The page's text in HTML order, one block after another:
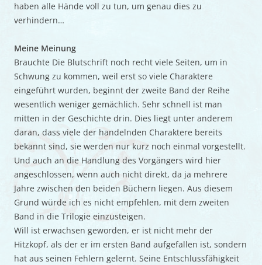
haben alle Hände voll zu tun, um genau dies zu
verhindern…
Meine Meinung
Brauchte Die Blutschrift noch recht viele Seiten, um in
Schwung zu kommen, weil erst so viele Charaktere
eingeführt wurden, beginnt der zweite Band der Reihe
wesentlich weniger gemächlich. Sehr schnell ist man
mitten in der Geschichte drin. Dies liegt unter anderem
daran, dass viele der handelnden Charaktere bereits
bekannt sind, sie werden nur kurz noch einmal vorgestellt.
Und auch an die Handlung des Vorgängers wird hier
angeschlossen, wenn auch nicht direkt, da ja mehrere
Jahre zwischen den beiden Büchern liegen. Aus diesem
Grund würde ich es nicht empfehlen, mit dem zweiten
Band in die Trilogie einzusteigen.
Will ist erwachsen geworden, er ist nicht mehr der
Hitzkopf, als der er im ersten Band aufgefallen ist, sondern
hat aus seinen Fehlern gelernt. Seine Entschlussfähigkeit